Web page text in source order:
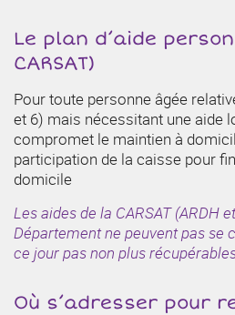
Le plan d’aide
CARSAT)
Pour toute personne âgée
et 6) mais nécessitant une aide
compromet le maintien à
participation de la caisse pour
domicile
Les aides de la CARSAT (ARDH
Département ne peuvent pas se
ce jour pas non plus
Où s’adresser pour